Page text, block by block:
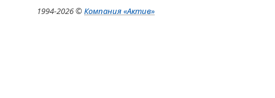
1994-2026 ©Компания«Актив»